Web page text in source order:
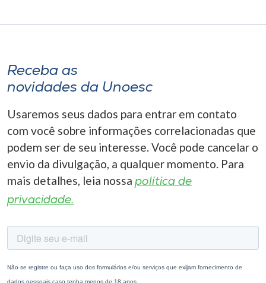
Receba as
novidades da Unoesc
Usaremos seus dados para entrar em contato
com você sobre informações correlacionadas que
podem ser de seu interesse. Você pode cancelar o
envio da divulgação, a qualquer momento. Para
mais detalhes, leia nossa política de
privacidade.